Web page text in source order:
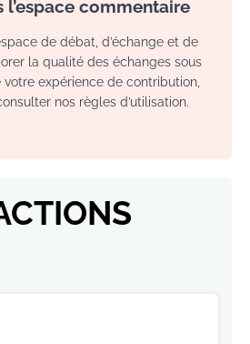
l’espace commentaire
de débat, d’échange et de
la qualité des échanges sous
votre expérience de contribution,
nos règles d’utilisation.